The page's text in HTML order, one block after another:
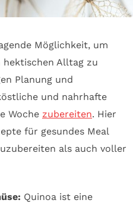
Möglichkeit, um
hektischen Alltag zu
Planung und
und nahrhafte
Woche zubereiten. Hier
für gesundes Meal
als auch voller
Quinoa ist eine